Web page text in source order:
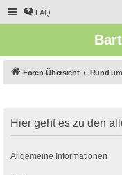
FAQ
Foren-Übersicht Rund
Hier geht es zu den
Allgemeine Informationen